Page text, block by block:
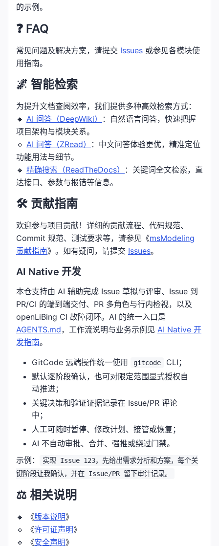
的示例。
❓ FAQ
常见问题及解决方案，请提交 Issues 或参见各模块使
用指南。
🌌 智能检索
为提升文档查阅效率，我们提供多种高效检索方式：
🔹 AI 问答（DeepWiki）
：自然语言问答，快速把握
项目架构与模块关系。
🔹 AI 问答（ZRead）
：中文问答体验更优，精准定位
功能用法与细节。
🔹 精确搜索（ReadTheDocs）
：关键词全文检索，直
达接口、参数与报错等信息。
🛠️ 贡献指南
欢迎参与项目贡献！详细的贡献流程、代码规范、
Commit 规范、测试要求等，请参见《msModeling
贡献指南》。如有疑问，请提交 Issues。
AI Native 开发
本仓支持由 AI 辅助完成 Issue 草拟与评审、Issue 到
PR/CI 的端到端交付、PR 多角色与行内检视，以及
openLiBing CI 故障闭环。AI 的统一入口是
AGENTS.md，工作流说明与业务示例见 AI Native 开
发指南。
GitCode 远端操作统一使用 gitcode
CLI；
默认逐阶段确认，也可对限定范围显式授权自
动推进；
关键决策和验证证据记录在 Issue/PR 评论
中；
人工可随时暂停、修改计划、接管或恢复；
AI 不自动审批、合并、强推或绕过门禁。
示例：
实现 Issue 123，先给出需求分析和方案，每个关
键阶段让我确认，并在 Issue/PR 留下审计记录。
⚖️ 相关说明
🔹 《版本说明》
🔹 《许可证声明》
🔹 《安全声明》